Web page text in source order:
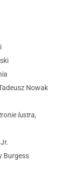
Nowak
lustra,
Burgess